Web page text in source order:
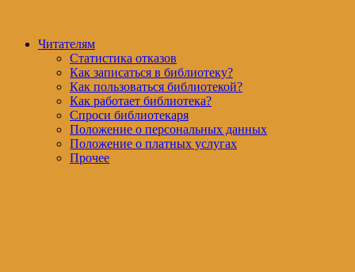
Читателям
Статистика отказов
Как записаться в библиотеку?
Как пользоваться библиотекой?
Как работает библиотека?
Спроси библиотекаря
Положение о персональных данных
Положение о платных услугах
Прочее